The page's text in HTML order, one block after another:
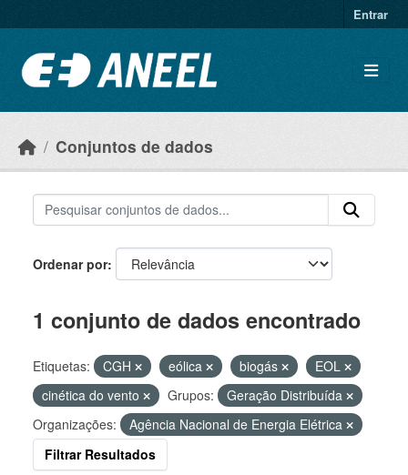
Entrar
Conjuntos de dados
Ordenar por
1 conjunto de dados encontrado
Etiquetas: CGH eólica biogás
EOL
cinética do vento
Grupos:
Geração Distribuída
Organizações:
Agência Nacional de Energia Elétrica
Filtrar Resultados